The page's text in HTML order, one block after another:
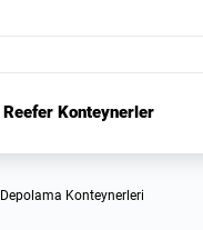
Reefer Konteynerler
Depolama Konteynerleri